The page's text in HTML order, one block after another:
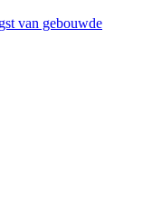
van gebouwde